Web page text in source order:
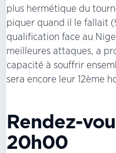
plus hermétique du
piquer quand il le fallait
qualification face au
meilleures attaques, a
capacité à souffrir
sera encore leur 12ème
Rendez-
20h00